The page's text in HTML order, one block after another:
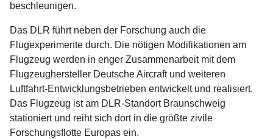
beschleunigen.
Das DLR führt neben der Forschung auch die
Flugexperimente durch. Die nötigen Modifikationen am
Flugzeug werden in enger Zusammenarbeit mit dem
Flugzeughersteller Deutsche Aircraft und weiteren
Luftfahrt-Entwicklungsbetrieben entwickelt und realisiert.
Das Flugzeug ist am DLR-Standort Braunschweig
stationiert und reiht sich dort in die größte zivile
Forschungsflotte Europas ein.